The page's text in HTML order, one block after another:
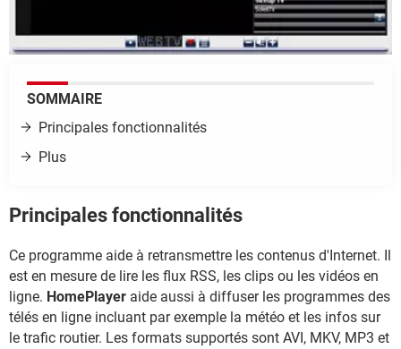
SOMMAIRE
Principales fonctionnalités
Plus
Principales fonctionnalités
Ce programme aide à retransmettre les contenus d'Internet. Il
est en mesure de lire les flux RSS, les clips ou les vidéos en
ligne. HomePlayer aide aussi à diffuser les programmes des
télés en ligne incluant par exemple la météo et les infos sur
le trafic routier. Les formats supportés sont AVI, MKV, MP3 et